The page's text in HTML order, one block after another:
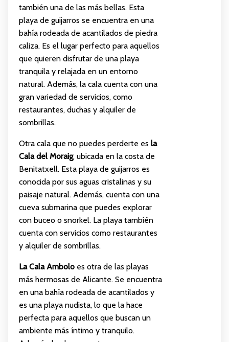
también una de las más bellas. Esta
playa de guijarros se encuentra en una
bahía rodeada de acantilados de piedra
caliza. Es el lugar perfecto para aquellos
que quieren disfrutar de una playa
tranquila y relajada en un entorno
natural. Además, la cala cuenta con una
gran variedad de servicios, como
restaurantes, duchas y alquiler de
sombrillas.
Otra cala que no puedes perderte es la
Cala del Moraig, ubicada en la costa de
Benitatxell. Esta playa de guijarros es
conocida por sus aguas cristalinas y su
paisaje natural. Además, cuenta con una
cueva submarina que puedes explorar
con buceo o snorkel. La playa también
cuenta con servicios como restaurantes
y alquiler de sombrillas.
La Cala Amboloes otra de las playas
más hermosas de Alicante. Se encuentra
en una bahía rodeada de acantilados y
es una playa nudista, lo que la hace
perfecta para aquellos que buscan un
ambiente más íntimo y tranquilo.